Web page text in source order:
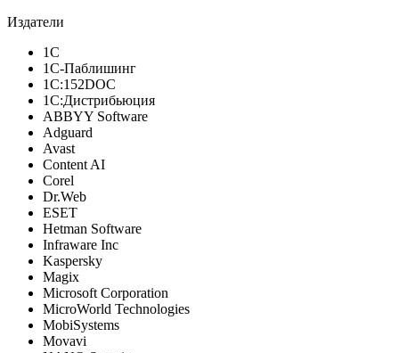
Издатели
1С
1С-Паблишинг
1С:152DOC
1С:Дистрибьюция
ABBYY Software
Adguard
Avast
Content AI
Corel
Dr.Web
ESET
Hetman Software
Infraware Inc
Kaspersky
Magix
Microsoft Corporation
MicroWorld Technologies
MobiSystems
Movavi